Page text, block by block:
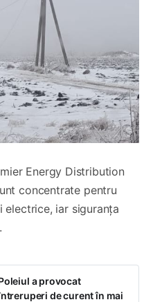
Energy Distribution
concentrate pentru
electrice, iar siguranța
a provocat
de curent în mai